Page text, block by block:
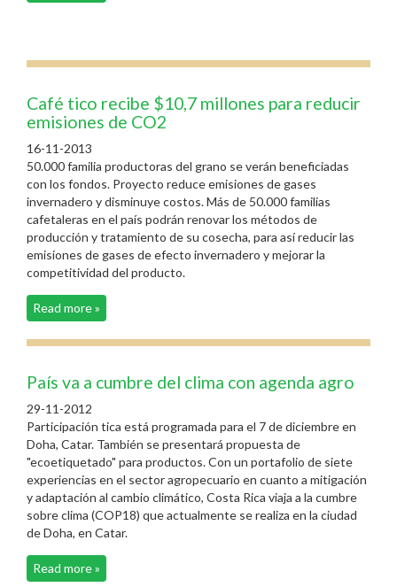
Café tico recibe $10,7 millones para reducir
emisiones de CO2
16-11-2013
50.000 familia productoras del grano se verán beneficiadas
con los fondos. Proyecto reduce emisiones de gases
invernadero y disminuye costos. Más de 50.000 familias
cafetaleras en el país podrán renovar los métodos de
producción y tratamiento de su cosecha, para así reducir las
emisiones de gases de efecto invernadero y mejorar la
competitividad del producto.
Read more »
País va a cumbre del clima con agenda agro
29-11-2012
Participación tica está programada para el 7 de diciembre en
Doha, Catar. También se presentará propuesta de
"ecoetiquetado" para productos. Con un portafolio de siete
experiencias en el sector agropecuario en cuanto a mitigación
y adaptación al cambio climático, Costa Rica viaja a la cumbre
sobre clima (COP18) que actualmente se realiza en la ciudad
de Doha, en Catar.
Read more »